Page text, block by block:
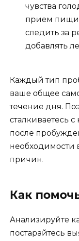
чувства
прием пищи
следить за
добавлять
Каждый тип
ваше общее
течение дня.
сталкиваетесь
после
необходимости
причин.
Как
Анализируйте
постарайтесь